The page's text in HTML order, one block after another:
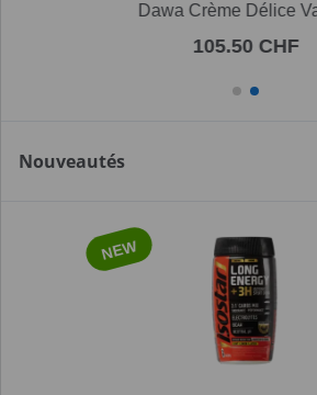
Dawa Crème Délice
105.50 CHF
Nouveautés
NEW